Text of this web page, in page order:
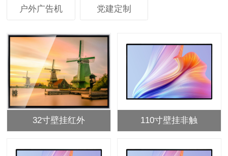
户外广告机 党建定制
32寸壁挂红外 110寸壁挂非触